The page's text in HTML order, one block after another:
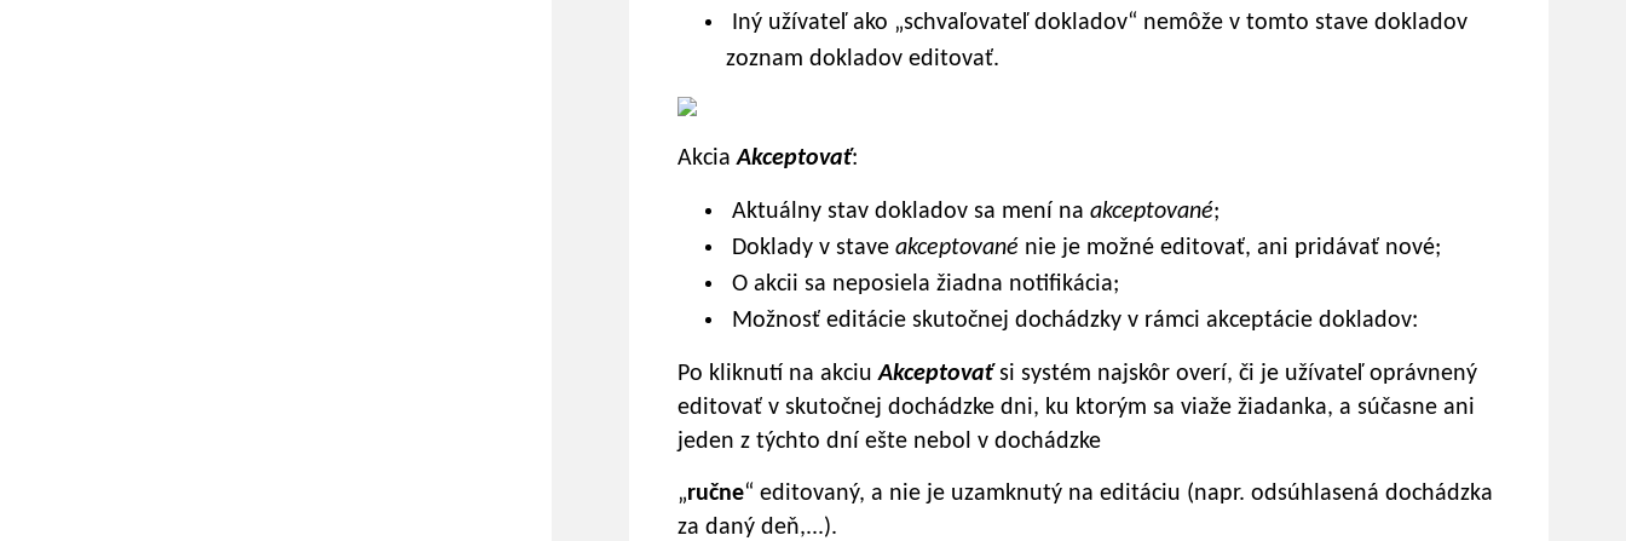
Iný užívateľ ako „schvaľovateľ dokladov“ nemôže v tomto stave dokladov
zoznam dokladov editovať.
AkciaAkceptovať:
Aktuálny stav dokladov sa mení na akceptované;
Doklady v stave akceptované nie je možné editovať, ani pridávať nové;
O akcii sa neposiela žiadna notifikácia;
Možnosť editácie skutočnej dochádzky v rámci akceptácie dokladov:
Po kliknutí na akciuAkceptovaťsi systém najskôr overí, či je užívateľ oprávnený
editovať v skutočnej dochádzke dni, ku ktorým sa viaže žiadanka, a súčasne ani
jeden z týchto dní ešte nebol v dochádzke
„ručne“ editovaný, a nie je uzamknutý na editáciu (napr. odsúhlasená dochádzka
za daný deň,...).